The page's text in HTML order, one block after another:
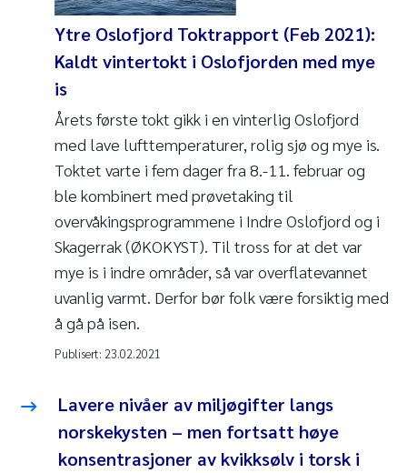
Ytre Oslofjord Toktrapport (Feb 2021):
Kaldt vintertokt i Oslofjorden med mye
is
Årets første tokt gikk i en vinterlig Oslofjord
med lave lufttemperaturer, rolig sjø og mye is.
Toktet varte i fem dager fra 8.-11. februar og
ble kombinert med prøvetaking til
overvåkingsprogrammene i Indre Oslofjord og i
Skagerrak (ØKOKYST). Til tross for at det var
mye is i indre områder, så var overflatevannet
uvanlig varmt. Derfor bør folk være forsiktig med
å gå på isen.
Publisert: 23.02.2021
Lavere nivåer av miljøgifter langs
norskekysten – men fortsatt høye
konsentrasjoner av kvikksølv i torsk i